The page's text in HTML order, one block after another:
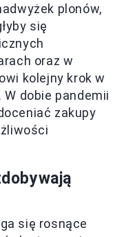
plonów,
się
oraz w
kolejny krok w
dobie pandemii
zakupy
się rosnące